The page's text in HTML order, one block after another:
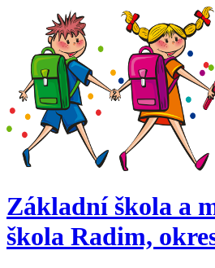
Základní škola a
škola Radim,